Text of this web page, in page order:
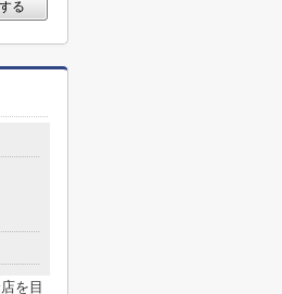
る
を目